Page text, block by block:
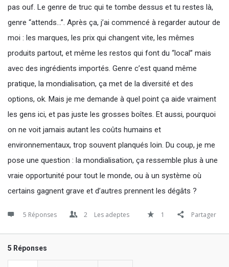
pas ouf. Le genre de truc qui te tombe dessus et tu restes là,
genre “attends…”. Après ça, j’ai commencé à regarder autour de
moi : les marques, les prix qui changent vite, les mêmes
produits partout, et même les restos qui font du “local” mais
avec des ingrédients importés. Genre c’est quand même
pratique, la mondialisation, ça met de la diversité et des
options, ok. Mais je me demande à quel point ça aide vraiment
les gens ici, et pas juste les grosses boîtes. Et aussi, pourquoi
on ne voit jamais autant les coûts humains et
environnementaux, trop souvent planqués loin. Du coup, je me
pose une question : la mondialisation, ça ressemble plus à une
vraie opportunité pour tout le monde, ou à un système où
certains gagnent grave et d’autres prennent les dégâts ?
5 Réponses 2 Les adeptes 1 Partager
5 Réponses